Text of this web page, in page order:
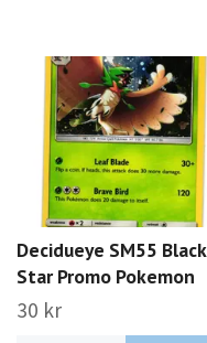
Decidueye SM55 Black
Star Promo Pokemon
30 kr